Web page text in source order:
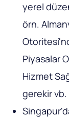
yerel
örn.
Piyasalar
Hizmet
gerekir vb.